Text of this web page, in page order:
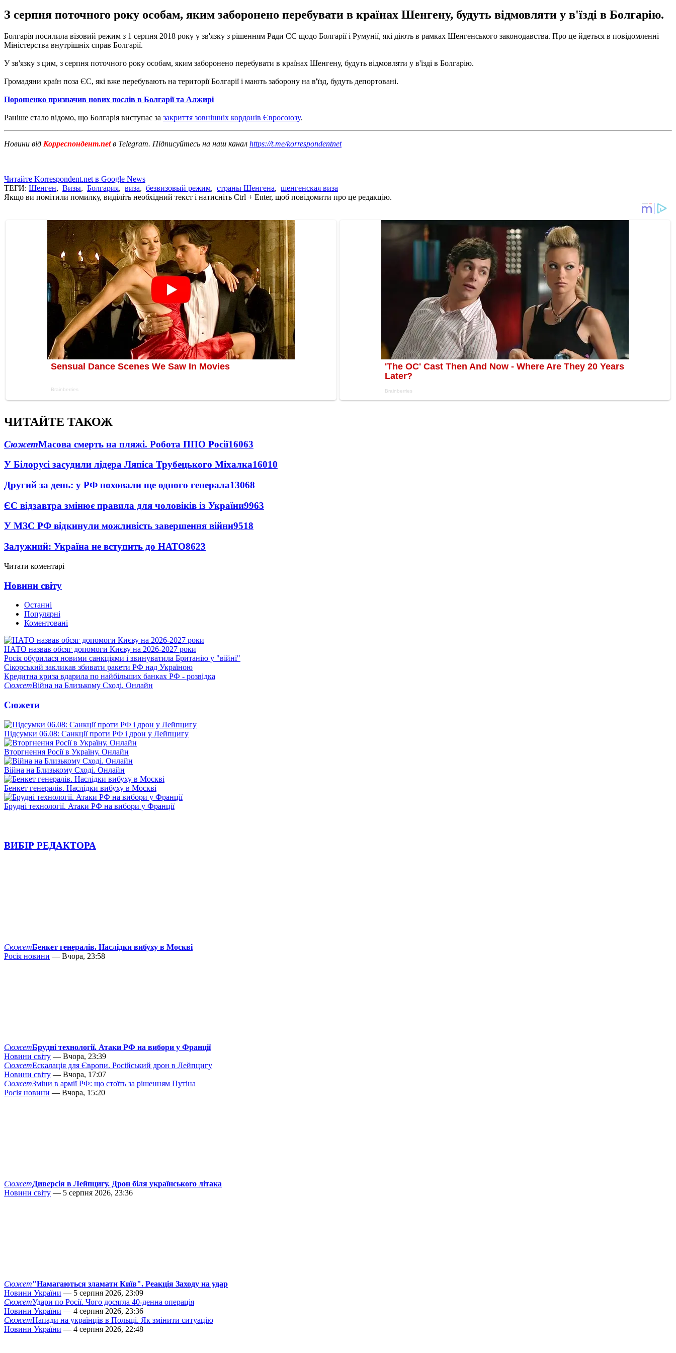
З серпня поточного року особам, яким заборонено перебувати в країнах Шенгену, будуть відмовляти у в'їзді в Болгарію.
Болгарія посилила візовий режим з 1 серпня 2018 року у зв'язку з рішенням Ради ЄС щодо Болгарії і Румунії, які діють в рамках Шенгенського законодавства. Про це йдеться в повідомленні
Міністерства внутрішніх справ Болгарії.
У зв'язку з цим, з серпня поточного року особам, яким заборонено перебувати в країнах Шенгену, будуть відмовляти у в'їзді в Болгарію.
Громадяни країн поза ЄС, які вже перебувають на території Болгарії і мають заборону на в'їзд, будуть депортовані.
Порошенко призначив нових послів в Болгарії та Алжирі
Раніше стало відомо, що Болгарія виступає за закриття зовнішніх кордонів Євросоюзу.
Новини від Корреспондент.netв Telegram. Підписуйтесь на наш канал https://t.me/korrespondentnet
Читайте Korrespondent.net в Google News
ТЕГИ: Шенген, Визы, Болгария, виза, безвизовый режим, страны Шенгена, шенгенская виза
Якщо ви помітили помилку, виділіть необхідний текст і натисніть Ctrl + Enter, щоб повідомити про це редакцію.
ЧИТАЙТЕ ТАКОЖ
СюжетМасова смерть на пляжі. Робота ППО Росії16063
У Білорусі засудили лідера Ляпіса Трубецького Міхалка16010
Другий за день: у РФ поховали ще одного генерала13068
ЄС відзавтра змінює правила для чоловіків із України9963
У МЗС РФ відкинули можливість завершення війни9518
Залужний: Україна не вступить до НАТО8623
Читати коментарі
Новини світу
Останні
Популярні
Коментовані
НАТО назвав обсяг допомоги Києву на 2026-2027 роки
Росія обурилася новими санкціями і звинуватила Британію у "війні"
Сікорський закликав збивати ракети РФ над Україною
Кредитна криза вдарила по найбільших банках РФ - розвідка
СюжетВійна на Близькому Сході. Онлайн
Сюжети
Підсумки 06.08: Санкції проти РФ і дрон у Лейпцигу
Вторгнення Росії в Україну. Онлайн
Війна на Близькому Сході. Онлайн
Бенкет генералів. Наслідки вибуху в Москві
Брудні технології. Атаки РФ на вибори у Франції
ВИБІР РЕДАКТОРА
СюжетБенкет генералів. Наслідки вибуху в Москві
Росія новини — Вчора, 23:58
СюжетБрудні технології. Атаки РФ на вибори у Франції
Новини світу — Вчора, 23:39
СюжетЕскалація для Європи. Російський дрон в Лейпцигу
Новини світу — Вчора, 17:07
СюжетЗміни в армії РФ: що стоїть за рішенням Путіна
Росія новини — Вчора, 15:20
СюжетДиверсія в Лейпцигу. Дрон біля українського літака
Новини світу — 5 серпня 2026, 23:36
Сюжет"Намагаються зламати Київ". Реакція Заходу на удар
Новини України — 5 серпня 2026, 23:09
СюжетУдари по Росії. Чого досягла 40-денна операція
Новини України — 4 серпня 2026, 23:36
СюжетНапади на українців в Польщі. Як змінити ситуацію
Новини України — 4 серпня 2026, 22:48